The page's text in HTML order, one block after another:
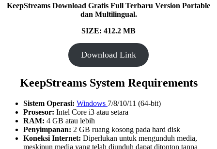
KeepStreams Download Gratis Full Terbaru Version Portable
dan Multilingual.
SIZE: 412.2 MB
Download Link
KeepStreams System Requirements
Sistem Operasi: Windows 7/8/10/11 (64-bit)
Prosesor: Intel Core i3 atau setara
RAM: 4 GB atau lebih
Penyimpanan: 2 GB ruang kosong pada hard disk
Koneksi Internet: Diperlukan untuk mengunduh media,
meskipun media yang telah diunduh dapat ditonton tanpa